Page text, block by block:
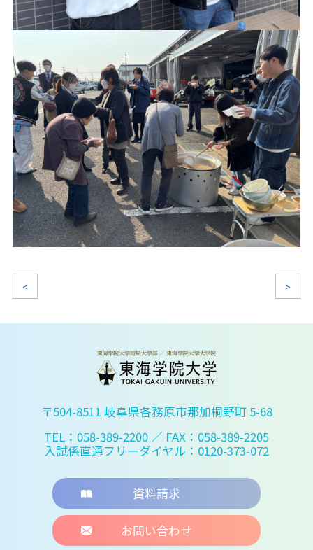
< >
〒504-8511 岐阜県各務原市那加桐野町 5-68
TEL：058-389-2200 ／ FAX：058-389-2205
入試係直通フリーダイヤル：0120-373-072
資料請求
お問い合わせ